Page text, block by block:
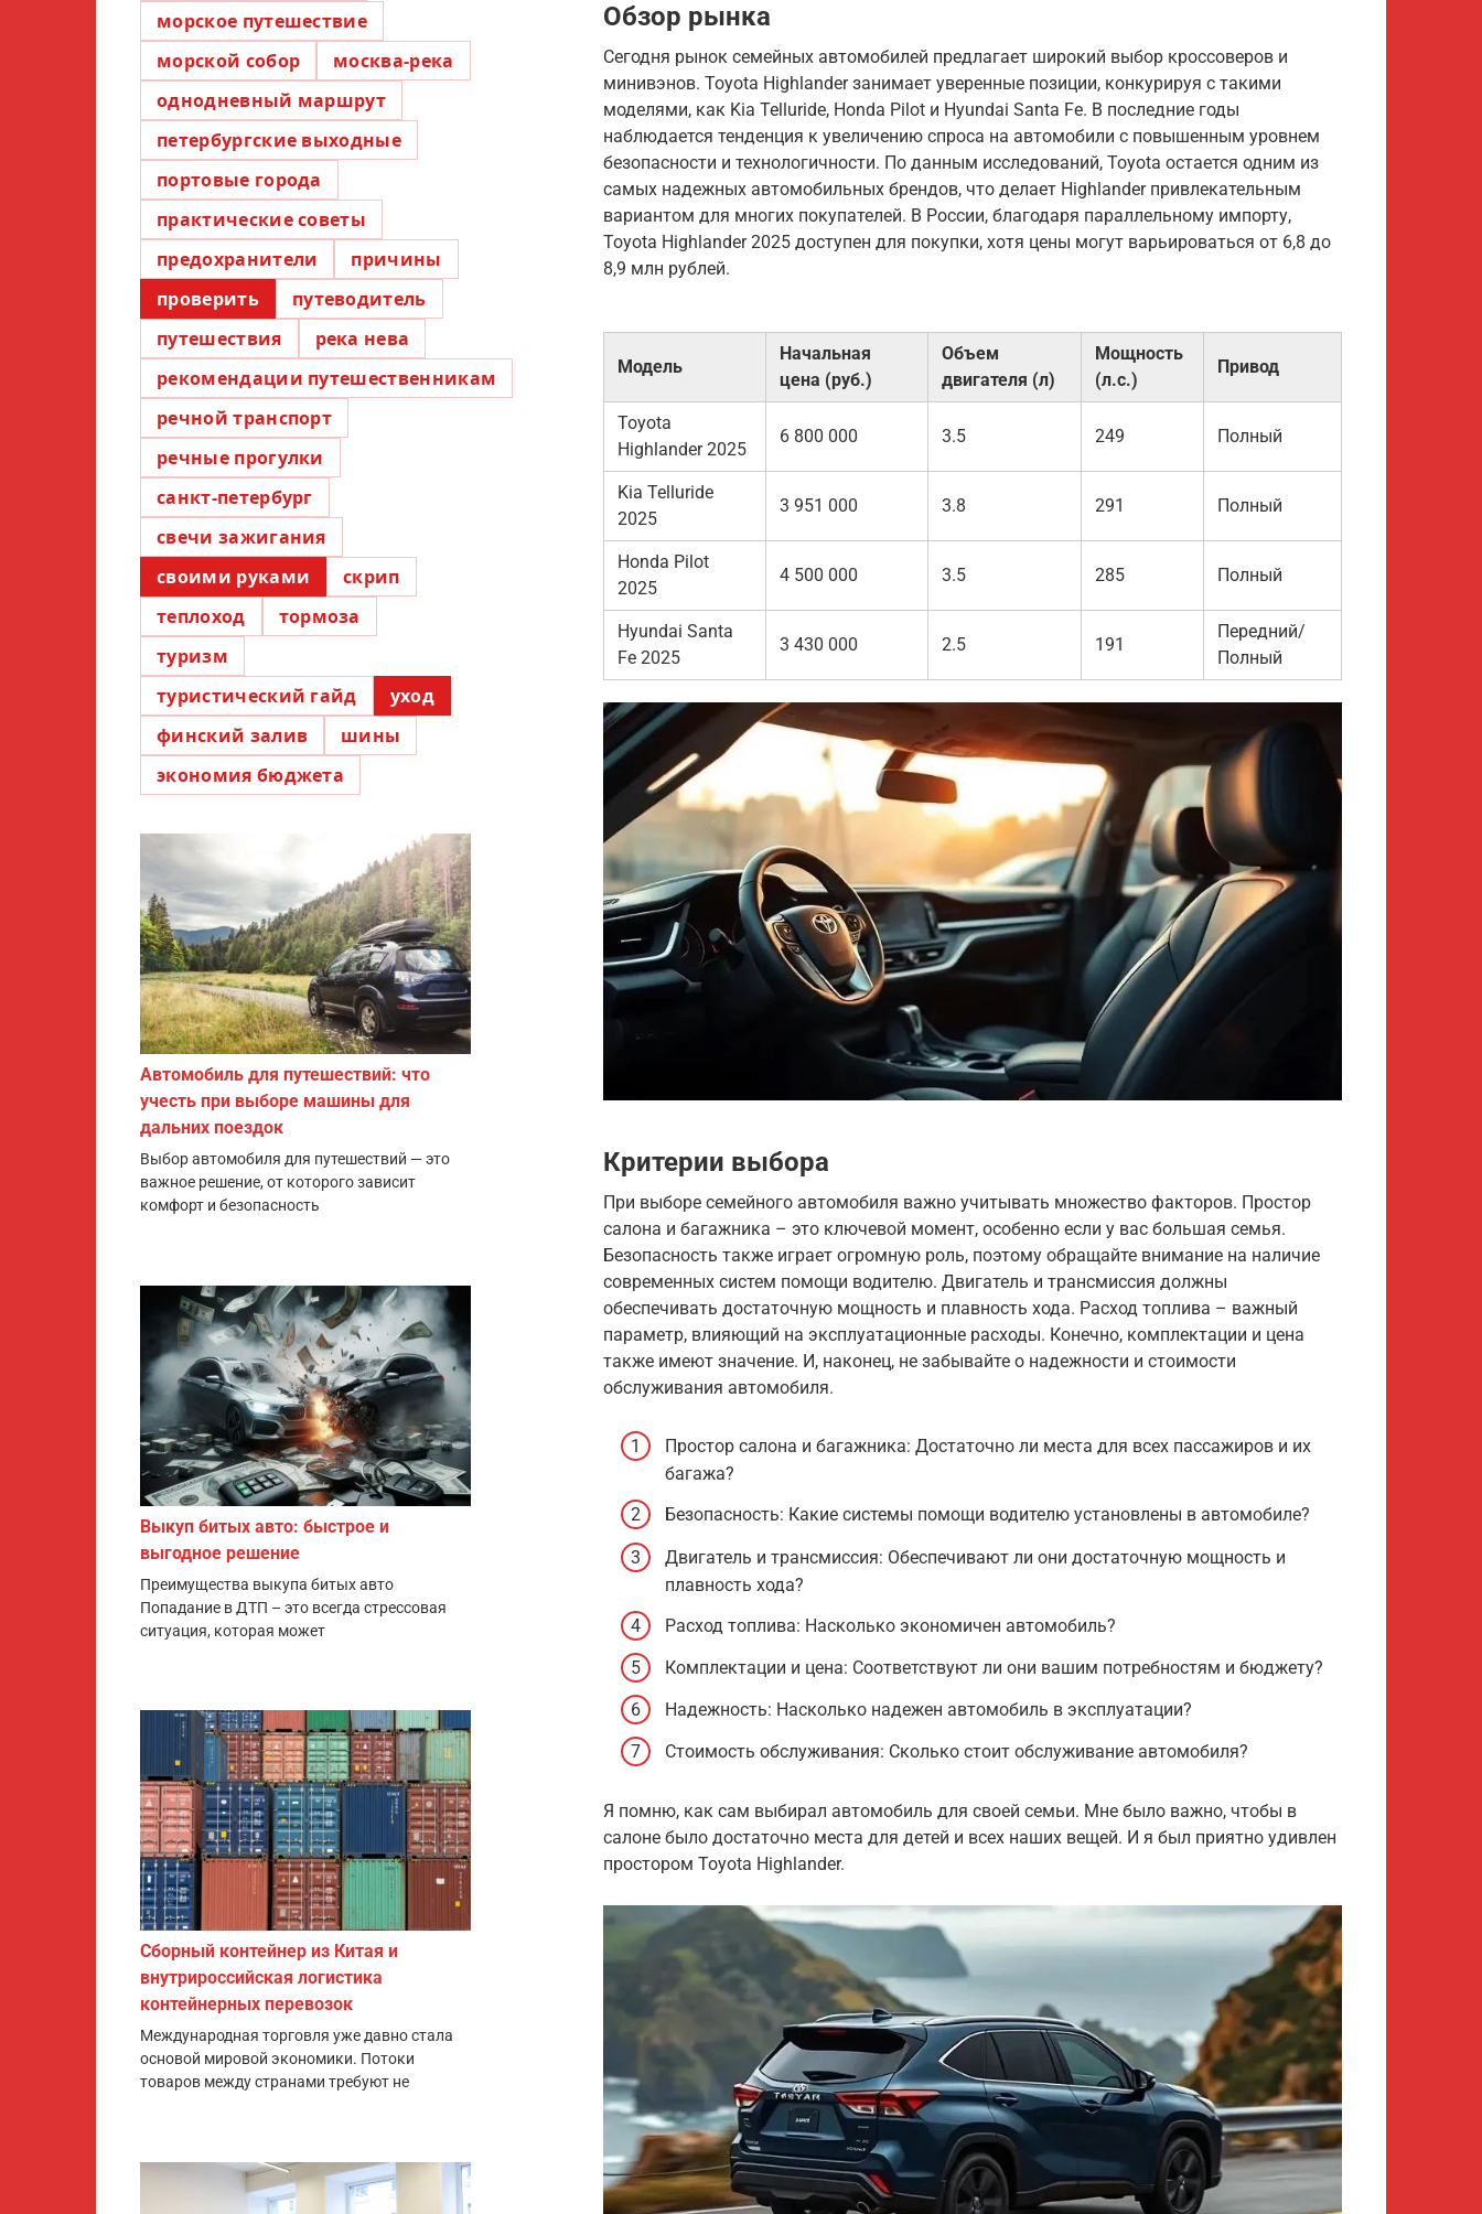
Обзор рынка
Сегодня рынок семейных автомобилей предлагает широкий выбор кроссоверов и
минивэнов. Toyota Highlander занимает уверенные позиции, конкурируя с такими
моделями, как Kia Telluride, Honda Pilot и Hyundai Santa Fe. В последние годы
наблюдается тенденция к увеличению спроса на автомобили с повышенным уровнем
безопасности и технологичности. По данным исследований, Toyota остается одним из
самых надежных автомобильных брендов, что делает Highlander привлекательным
вариантом для многих покупателей. В России, благодаря параллельному импорту,
Toyota Highlander 2025 доступен для покупки, хотя цены могут варьироваться от 6,8 до
8,9 млн рублей.
Модель
Начальная
цена (руб.)
Объем
двигателя (л)
Мощность
(л.с.)
Привод
Toyota
Highlander 2025
6 800 000 3.5 249 Полный
Kia Telluride
2025
3 951 000 3.8 291 Полный
Honda Pilot
2025
4 500 000 3.5 285 Полный
Hyundai Santa
Fe 2025
3 430 000 2.5 191
Передний/
Полный
Критерии выбора
При выборе семейного автомобиля важно учитывать множество факторов. Простор
салона и багажника – это ключевой момент, особенно если у вас большая семья.
Безопасность также играет огромную роль, поэтому обращайте внимание на наличие
современных систем помощи водителю. Двигатель и трансмиссия должны
обеспечивать достаточную мощность и плавность хода. Расход топлива – важный
параметр, влияющий на эксплуатационные расходы. Конечно, комплектации и цена
также имеют значение. И, наконец, не забывайте о надежности и стоимости
обслуживания автомобиля.
Простор салона и багажника: Достаточно ли места для всех пассажиров и их
багажа?
Безопасность: Какие системы помощи водителю установлены в автомобиле?
Двигатель и трансмиссия: Обеспечивают ли они достаточную мощность и
плавность хода?
Расход топлива: Насколько экономичен автомобиль?
Комплектации и цена: Соответствуют ли они вашим потребностям и бюджету?
Надежность: Насколько надежен автомобиль в эксплуатации?
Стоимость обслуживания: Сколько стоит обслуживание автомобиля?
Я помню, как сам выбирал автомобиль для своей семьи. Мне было важно, чтобы в
салоне было достаточно места для детей и всех наших вещей. И я был приятно удивлен
простором Toyota Highlander.
морское путешествие
морской собор
москва-река
однодневный маршрут
петербургские выходные
портовые города
практические советы
предохранители
причины
проверить
путеводитель
путешествия
река нева
рекомендации путешественникам
речной транспорт
речные прогулки
санкт-петербург
свечи зажигания
своими руками
скрип
теплоход
тормоза
туризм
туристический гайд
уход
финский залив
шины
экономия бюджета
Автомобиль для путешествий: что
учесть при выборе машины для
дальних поездок
Выбор автомобиля для путешествий — это
важное решение, от которого зависит
комфорт и безопасность
Выкуп битых авто: быстрое и
выгодное решение
Преимущества выкупа битых авто
Попадание в ДТП – это всегда стрессовая
ситуация, которая может
Сборный контейнер из Китая и
внутрироссийская логистика
контейнерных перевозок
Международная торговля уже давно стала
основой мировой экономики. Потоки
товаров между странами требуют не